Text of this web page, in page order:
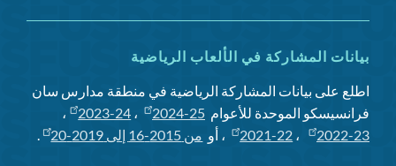
بيانات المشاركة في الألعاب الرياضية
اطلع على بيانات المشاركة الرياضية في منطقة مدارس سان
فرانسيسكو الموحدة للأعوام 2024-25 ، 2023-24
،
2022-23
، 2021-22 ، أو من 2015-16 إلى 2019-20 .